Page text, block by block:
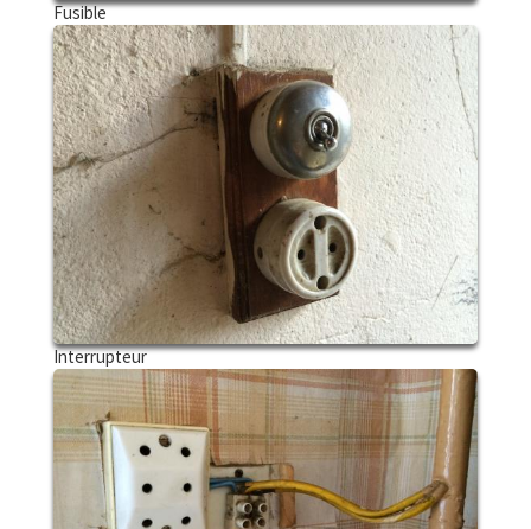
Fusible
Interrupteur